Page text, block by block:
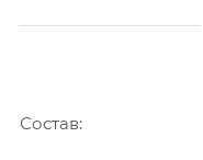
Состав: